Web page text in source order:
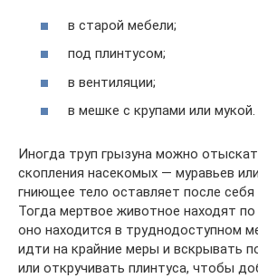
в старой мебели;
под плинтусом;
в вентиляции;
в мешке с крупами или мукой.
Иногда труп грызуна можно
скопления насекомых — муравьев
гниющее тело оставляет после
Тогда мертвое животное находят
оно находится в труднодоступном
идти на крайние меры и вскрывать
или откручивать плинтуса, чтобы